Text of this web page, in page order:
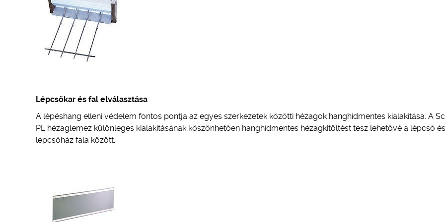
Lépcsőkar és fal elválasztása
A lépéshang elleni védelem fontos pontja az egyes szerkezetek közötti hézagok hanghídmentes kialakítása. A
PL hézaglemez különleges kialakításának köszönhetően hanghídmentes hézagkitöltést tesz lehetővé a lépcső
lépcsőház fala között.